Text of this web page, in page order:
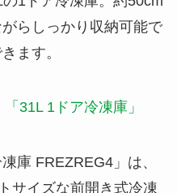
らしっかり収納可能で
ます。
31L 1ドア冷凍庫」
庫 FREZREG4 」は、
サイズな前開き式冷凍